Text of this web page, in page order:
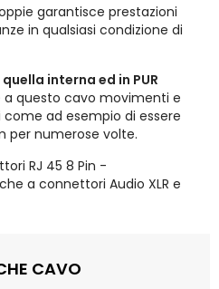
garantisce prestazioni
in qualsiasi condizione di
interna ed in PUR
a questo cavo movimenti e
ad esempio di essere
per numerose volte.
RJ 45 8 Pin -
a connettori Audio XLR e
CAVO